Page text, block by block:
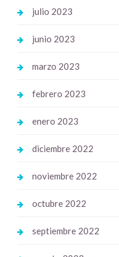
julio 2023
junio 2023
marzo 2023
febrero 2023
enero 2023
diciembre 2022
noviembre 2022
octubre 2022
septiembre 2022